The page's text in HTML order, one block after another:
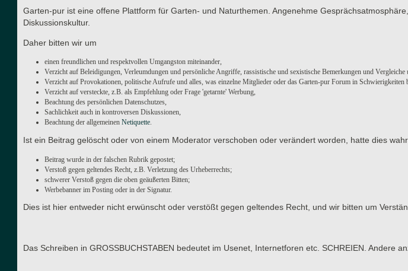
Garten-pur ist eine offene Plattform für Garten- und Naturthemen. Angenehme
Diskussionskultur.
Daher bitten wir um
einen freundlichen und respektvollen Umgangston miteinander,
Verzicht auf Beleidigungen, Verleumdungen und persönliche Angriffe, rassistische und sexistische Bemerkungen und
Verzicht auf Provokationen, politische Aufrufe und alles, was einzelne Mitglieder oder das Garten-pur Forum in Schwierigkeiten
Verzicht auf versteckte, z.B. als Empfehlung oder Frage 'getarnte' Werbung,
Beachtung des persönlichen Datenschutzes,
Sachlichkeit auch in kontroversen Diskussionen,
Beachtung der allgemeinen Netiquette.
Ist ein Beitrag gelöscht oder von einem Moderator verschoben oder verändert worden, hatte dies
Beitrag wurde in der falschen Rubrik gepostet;
Verstoß gegen geltendes Recht, z.B. Verletzung des Urheberrechts;
schwerer Verstoß gegen die oben geäußerten Bitten;
Werbebanner im Posting oder in der Signatur.
Dies ist hier entweder nicht erwünscht oder verstößt gegen geltendes Recht, und wir bitten um
Das Schreiben in GROSSBUCHSTABEN bedeutet im Usenet, Internetforen etc. SCHREIEN. Andere